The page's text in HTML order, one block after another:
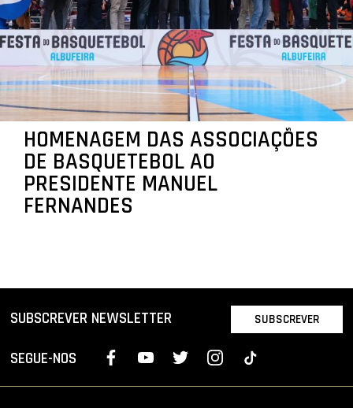
HOMENAGEM DAS ASSOCIAÇÕES
DE BASQUETEBOL AO
PRESIDENTE MANUEL
FERNANDES
SUBSCREVER NEWSLETTER SUBSCREVER
SEGUE-NOS